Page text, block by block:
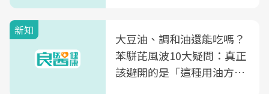
新知
大豆油、調和油還能吃嗎？
苯駢芘風波10大疑問：真正
該避開的是「這種用油方